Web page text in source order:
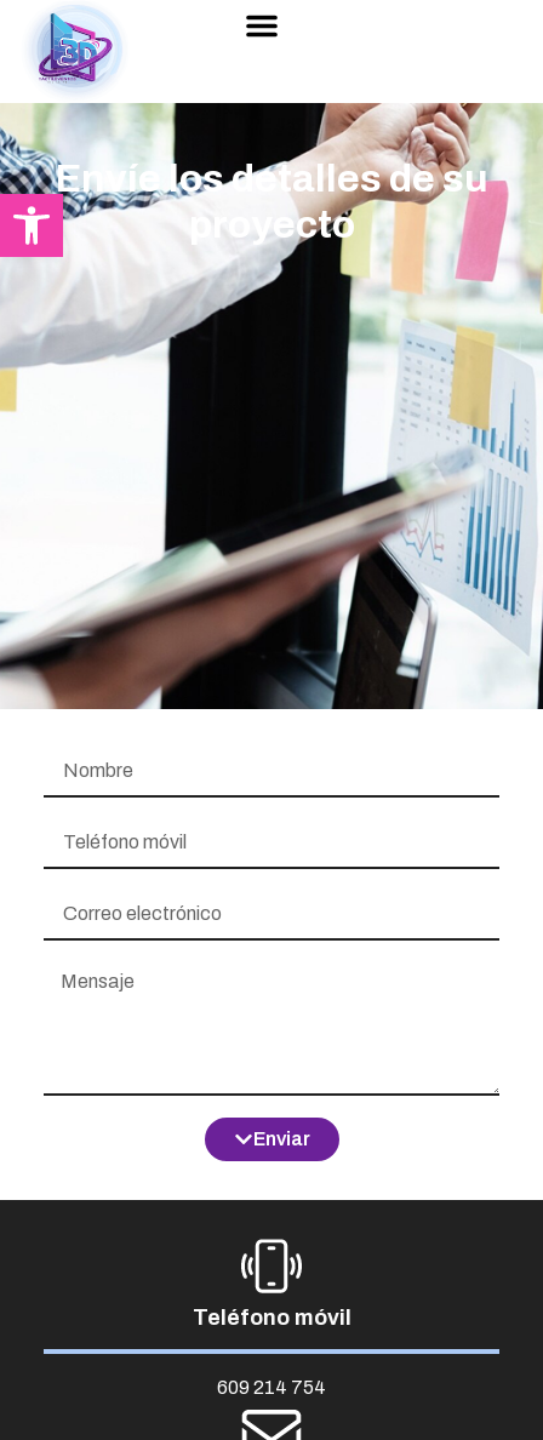
Abrir barra de herramientas
Envíe los detalles de su
proyecto
Enviar
Teléfono móvil
609 214 754